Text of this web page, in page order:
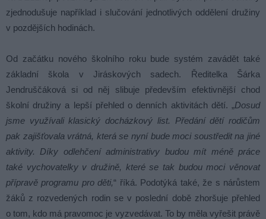
zjednodušuje například i slučování jednotlivých oddělení družiny
v pozdějších hodinách.
Od začátku nového školního roku bude systém zavádět také
základní škola v Jiráskových sadech. Ředitelka Šárka
Jendruščáková si od něj slibuje především efektivnější chod
školní družiny a lepší přehled o denních aktivitách dětí. „Dosud
jsme využívali klasický docházkový list. Předání dětí rodičům
pak zajišťovala vrátná, která se nyní bude moci soustředit na jiné
aktivity. Díky odlehčení administrativy budou mít méně práce
také vychovatelky v družině, které se tak budou moci věnovat
přípravě programu pro děti,“ říká. Podotýká také, že s nárůstem
žáků z rozvedených rodin se v poslední době zhoršuje přehled
o tom, kdo má pravomoc je vyzvedávat. To by měla vyřešit právě